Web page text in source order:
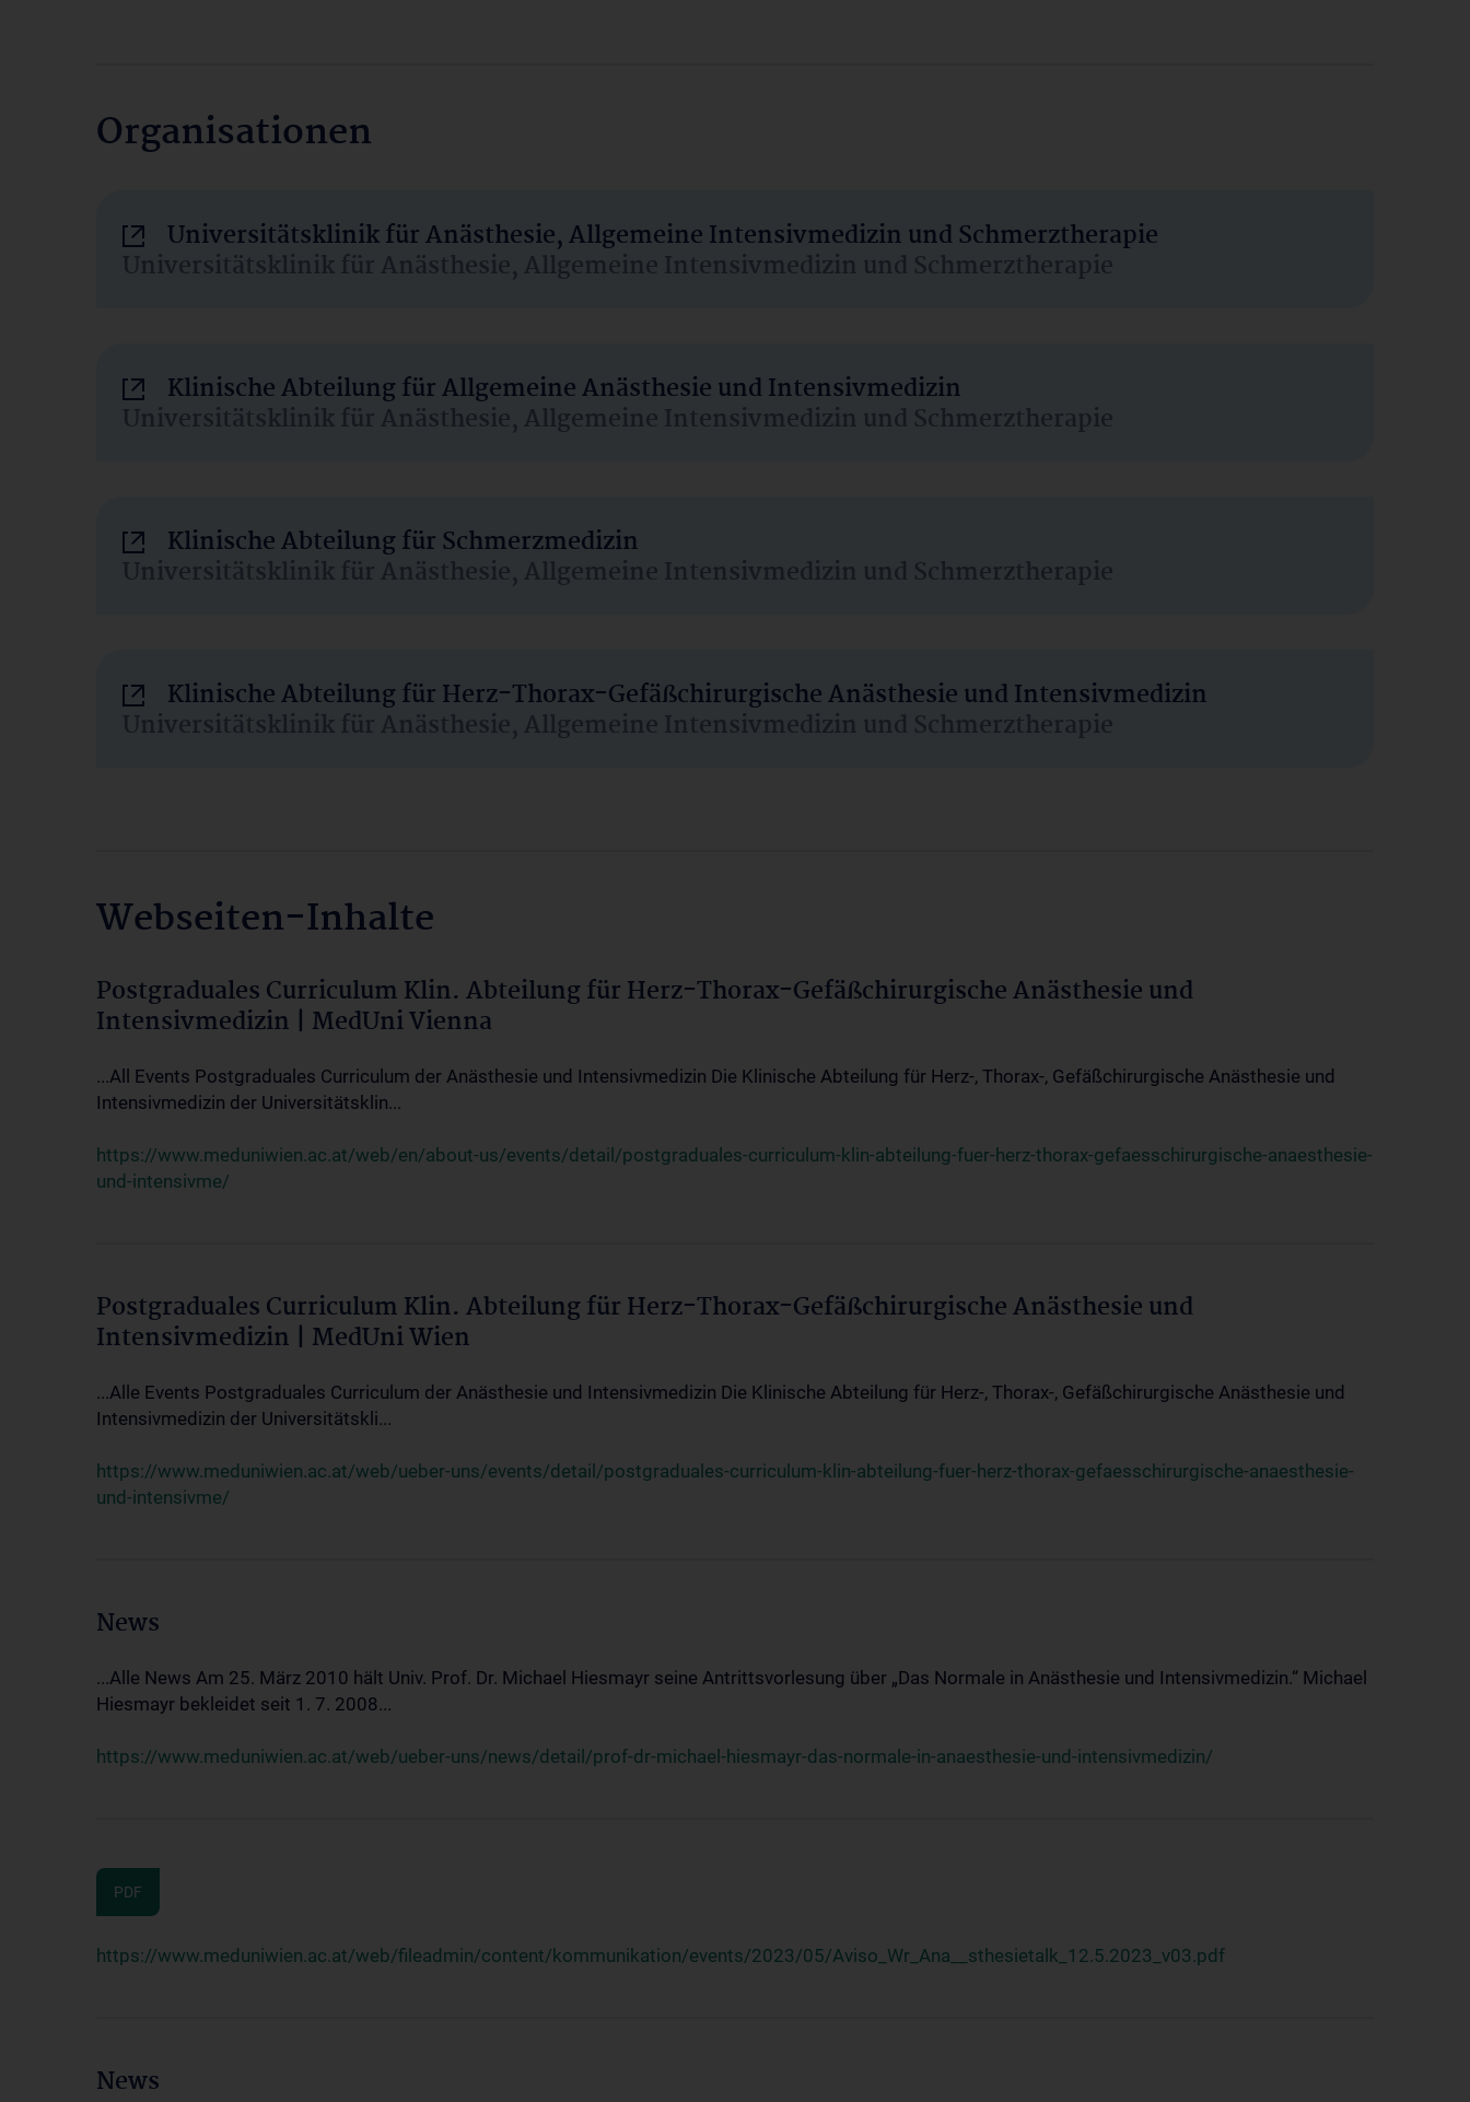
Organisationen
Universitätsklinik für Anästhesie, Allgemeine Intensivmedizin und Schmerztherapie
Universitätsklinik für Anästhesie, Allgemeine Intensivmedizin und Schmerztherapie
Klinische Abteilung für Allgemeine Anästhesie und Intensivmedizin
Universitätsklinik für Anästhesie, Allgemeine Intensivmedizin und Schmerztherapie
Klinische Abteilung für Schmerzmedizin
Universitätsklinik für Anästhesie, Allgemeine Intensivmedizin und Schmerztherapie
Klinische Abteilung für Herz-Thorax-Gefäßchirurgische Anästhesie und Intensivmedizin
Universitätsklinik für Anästhesie, Allgemeine Intensivmedizin und Schmerztherapie
Webseiten-Inhalte
Postgraduales Curriculum Klin. Abteilung für Herz-Thorax-Gefäßchirurgische Anästhesie und
Intensivmedizin | MedUni Vienna
...All Events Postgraduales Curriculum der Anästhesie und Intensivmedizin Die Klinische Abteilung für Herz-, Thorax-, Gefäßchirurgische Anästhesie und
Intensivmedizin der Universitätsklin...
https://www.meduniwien.ac.at/web/en/about-us/events/detail/postgraduales-curriculum-klin-abteilung-fuer-herz-thorax-gefaesschirurgische-anaesthesie-
und-intensivme/
Postgraduales Curriculum Klin. Abteilung für Herz-Thorax-Gefäßchirurgische Anästhesie und
Intensivmedizin | MedUni Wien
...Alle Events Postgraduales Curriculum der Anästhesie und Intensivmedizin Die Klinische Abteilung für Herz-, Thorax-, Gefäßchirurgische Anästhesie und
Intensivmedizin der Universitätskli...
https://www.meduniwien.ac.at/web/ueber-uns/events/detail/postgraduales-curriculum-klin-abteilung-fuer-herz-thorax-gefaesschirurgische-anaesthesie-
und-intensivme/
News
...Alle News Am 25. März 2010 hält Univ. Prof. Dr. Michael Hiesmayr seine Antrittsvorlesung über „Das Normale in Anästhesie und Intensivmedizin.“ Michael
Hiesmayr bekleidet seit 1. 7. 2008...
https://www.meduniwien.ac.at/web/ueber-uns/news/detail/prof-dr-michael-hiesmayr-das-normale-in-anaesthesie-und-intensivmedizin/
PDF
https://www.meduniwien.ac.at/web/fileadmin/content/kommunikation/events/2023/05/Aviso_Wr_Ana__sthesietalk_12.5.2023_v03.pdf
News